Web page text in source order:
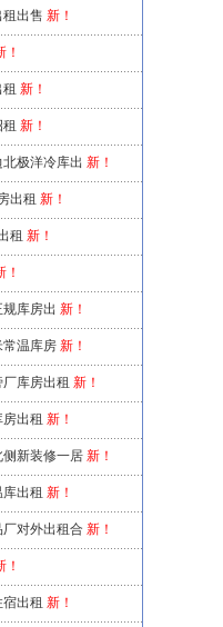
出售 新！
！
新！
新！
极洋冷库出 新！
出租 新！
租 新！
！
库房出 新！
常温库房 新！
库房出租 新！
出租 新！
新装修一居 新！
出租 新！
对外出租合 新！
！
出租 新！